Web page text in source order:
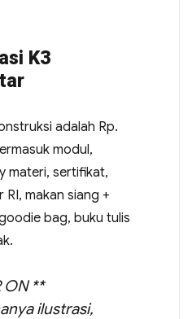
K3
adalah Rp.
modul,
materi, sertifikat,
RI, makan siang +
bag, buku tulis
ON **
ilustrasi,